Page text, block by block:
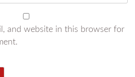
and website in this browser for